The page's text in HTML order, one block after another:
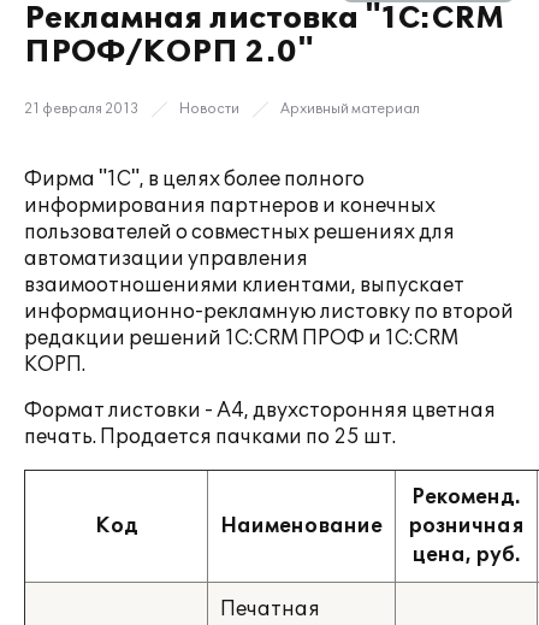
Рекламная листовка "1С:CRM
ПРОФ/КОРП 2.0"
21 февраля 2013 Новости Архивный материал
Фирма "1С", в целях более полного
информирования партнеров и конечных
пользователей о совместных решениях для
автоматизации управления
взаимоотношениями клиентами, выпускает
информационно-рекламную листовку по второй
редакции решений 1С:CRM ПРОФ и 1С:CRM
КОРП.
Формат листовки - А4, двухсторонняя цветная
печать. Продается пачками по 25 шт.
Код Наименование
Рекоменд.
розничная
цена, руб.
Печатная